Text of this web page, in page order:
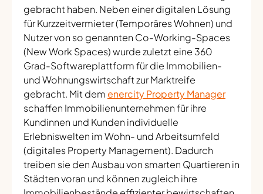
gebracht haben. Neben einer digitalen Lösung
für Kurzzeitvermieter (Temporäres Wohnen) und
Nutzer von so genannten Co-Working-Spaces
(New Work Spaces) wurde zuletzt eine 360
Grad-Softwareplattform für die Immobilien-
und Wohnungswirtschaft zur Marktreife
gebracht. Mit demenercity Property Manager
schaffen Immobilienunternehmen für ihre
Kundinnen und Kunden individuelle
Erlebniswelten im Wohn- und Arbeitsumfeld
(digitales Property Management). Dadurch
treiben sie den Ausbau von smarten Quartieren in
Städten voran und können zugleich ihre